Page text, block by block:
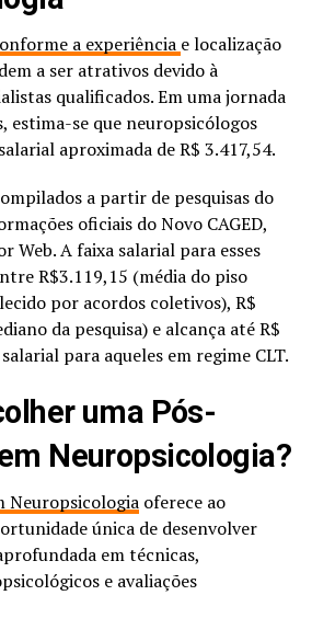
a experiência e localização
a ser atrativos devido à
qualificados. Em uma jornada
estima-se que neuropsicólogos
aproximada de R$ 3.417,54.
a partir de pesquisas do
oficiais do Novo CAGED,
Web. A faixa salarial para esses
R$3.119,15 (média do piso
por acordos coletivos), R$
da pesquisa) e alcança até R$
para aqueles em regime CLT.
uma Pós-
Neuropsicologia?
Neuropsicologiaoferece ao
única de desenvolver
em técnicas,
e avaliações